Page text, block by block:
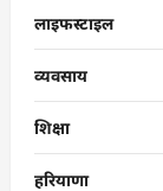
लाइफस्टाइल
व्यवसाय
शिक्षा
हरियाणा